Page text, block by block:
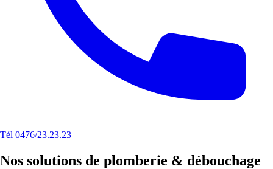
Tél 0476/23.23.23
Nos solutions de plomberie & débouchage